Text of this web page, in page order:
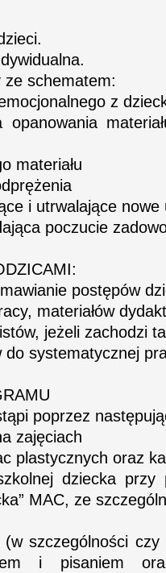
ze schematem:
z
opanowania
materiału
i utrwalające nowe
poczucie
postępów
materiałów
jeżeli zachodzi
systematycznej
poprzez
zajęciach
plastycznych oraz
dziecka przy
MAC, ze
szczególności
i pisaniem